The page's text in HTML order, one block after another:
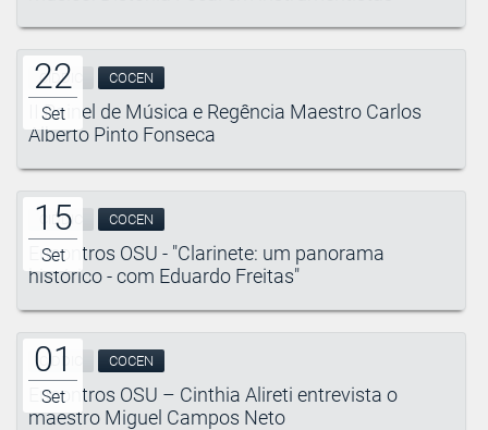
22
Set
CIDDIC COCEN
II Painel de Música e Regência Maestro Carlos
Alberto Pinto Fonseca
15
Set
CIDDIC COCEN
Encontros OSU - "Clarinete: um panorama
histórico - com Eduardo Freitas"
01
Set
CIDDIC COCEN
Encontros OSU – Cinthia Alireti entrevista o
maestro Miguel Campos Neto